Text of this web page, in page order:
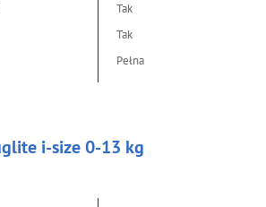
Tak
Tak
Pełna
i-size 0-13 kg